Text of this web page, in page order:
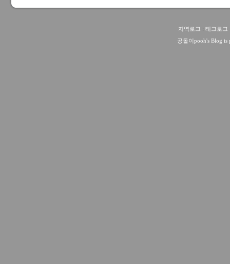
지역로그 : 태그로그
공돌이pooh's Blog is